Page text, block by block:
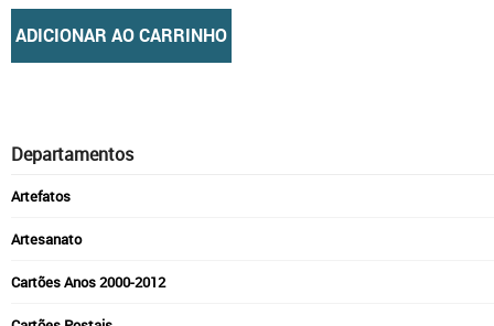
ADICIONAR AO CARRINHO
Departamentos
Artefatos
Artesanato
Cartões Anos 2000-2012